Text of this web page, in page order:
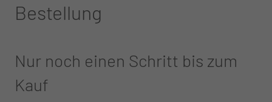
Bestellung
Nur noch einen Schritt bis zum
Kauf